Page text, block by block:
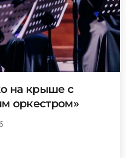
на крыше с
оркестром»